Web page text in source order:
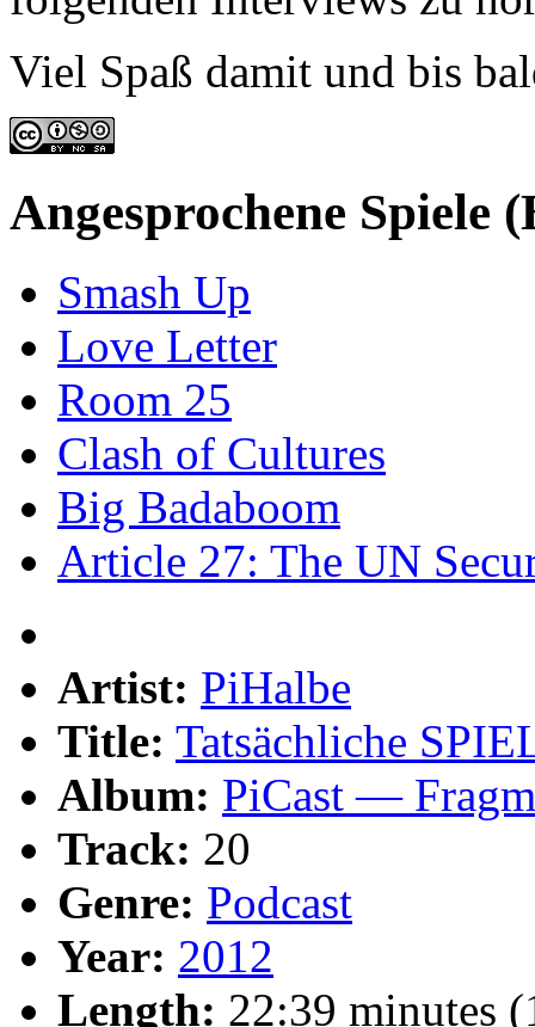
Viel Spaß damit und bis
Angesprochene Spiele
Smash Up
Love Letter
Room 25
Clash of Cultures
Big Badaboom
Article 27: The UN
Artist: PiHalbe
Title: Tatsächliche
Album: PiCast —
Track: 20
Genre: Podcast
Year: 2012
Length: 22:39 minutes